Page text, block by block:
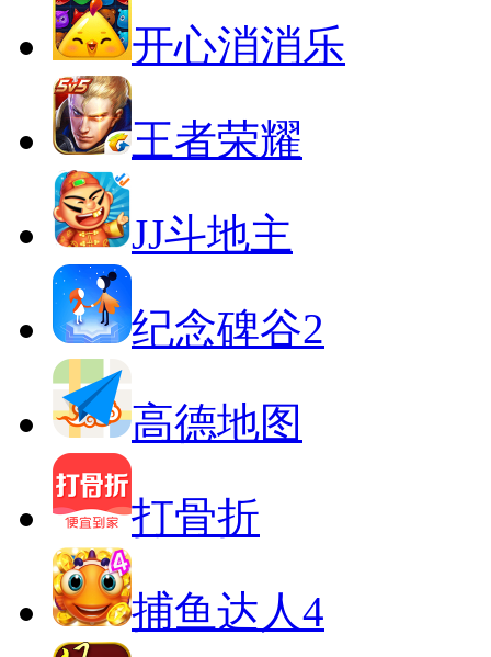
开心消消乐
王者荣耀
JJ斗地主
纪念碑谷2
高德地图
打骨折
捕鱼达人4